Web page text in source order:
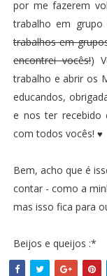
por me fazerem
trabalho em
trabalhos em
encontrei vocês!)
trabalho e abrir os
educandos,
e nos ter recebido
com todos vocês! ♥
Bem, acho que é
contar - como a
mas isso fica para
Beijos e queijos :*